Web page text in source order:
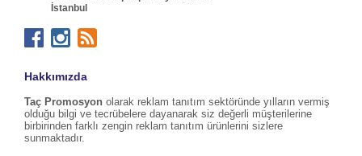
İstanbul
Hakkımızda
Taç Promosyon olarak reklam tanıtım sektöründe yılların vermiş
olduğu bilgi ve tecrübelere dayanarak siz değerli müşterilerine
birbirinden farklı zengin reklam tanıtım ürünlerini sizlere
sunmaktadır.